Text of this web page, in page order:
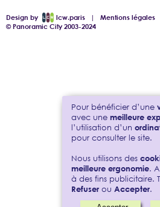
Design by lcw.paris |Mentions légales
© Panoramic City 2003-2024
Pour bénéficier d’une
avec une meilleure
l’utilisation d’un
pour consulter le site.
Nous utilisons des
meilleure ergonomie.
à des fins publicitaire.
Refuserou Accepter.